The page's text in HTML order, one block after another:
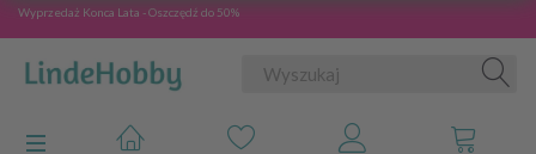
Wyprzedaż Konca Lata - Oszczędź do 50%
Przełącz nawigację